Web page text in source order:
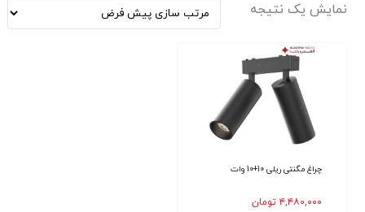
نمایش یک نتیجه
چراغ مگنتی ریلی 10+10 وات
۴,۴۸۰,۰۰۰ تومان